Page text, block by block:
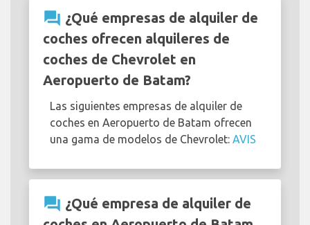
question_answer ¿Qué empresas de alquiler de
coches ofrecen alquileres de
coches de Chevrolet en
Aeropuerto de Batam?
Las siguientes empresas de alquiler de
coches en Aeropuerto de Batam ofrecen
una gama de modelos de Chevrolet: AVIS
question_answer ¿Qué empresa de alquiler de